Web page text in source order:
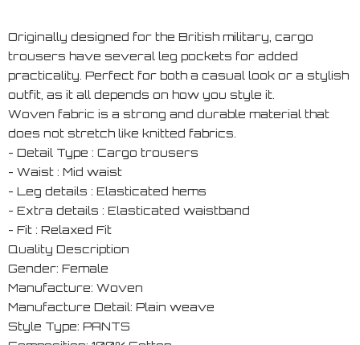
Originally designed for the British military, cargo
trousers have several leg pockets for added
practicality. Perfect for both a casual look or a stylish
outfit, as it all depends on how you style it.
Woven fabric is a strong and durable material that
does not stretch like knitted fabrics.
- Detail Type : Cargo trousers
- Waist : Mid waist
- Leg details : Elasticated hems
- Extra details : Elasticated waistband
- Fit : Relaxed Fit
Quality Description
Gender: Female
Manufacture: Woven
Manufacture Detail: Plain weave
Style Type: PANTS